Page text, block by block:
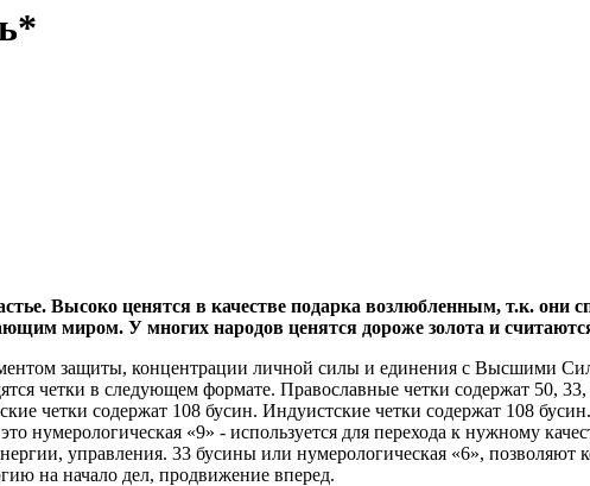
Высоко ценятся в качестве подарка возлюбленным, т.к.
миром. У многих народов ценятся дороже золота и
защиты, концентрации личной силы и единения с Высшими
четки в следующем формате. Православные четки содержат 50,
четки содержат 108 бусин. Индуистские четки содержат 108
нумерологическая «9» - используется для перехода к нужному
управления. 33 бусины или нумерологическая «6»,
на начало дел, продвижение вперед.